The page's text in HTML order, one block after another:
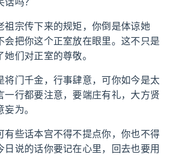
祖宗传下来的规矩，你倒是体谅她
会把你这个正室放在眼里。这不只是
们对正室的尊敬。
将门千金，行事肆意，可你如今是太
一行都要注意，要端庄有礼，大方贤
为。
有些话本宫不得不提点你，你也不得
日说的话你要记在心里，回去也要用